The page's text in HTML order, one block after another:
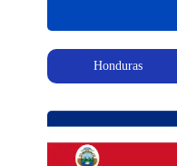
Honduras